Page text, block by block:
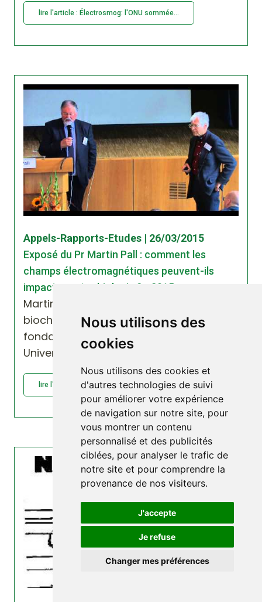
Nous utilisons des
cookies
Nous utilisons des cookies et
d'autres technologies de suivi
pour améliorer votre expérience
de navigation sur notre site, pour
vous montrer un contenu
personnalisé et des publicités
ciblées, pour analyser le trafic de
notre site et pour comprendre la
provenance de nos visiteurs.
J'accepte
Je refuse
Changer mes préférences
lire l'article : Électrosmog: l'ONU sommée...
Appels-Rapports-Etudes | 26/03/2015
Exposé du Pr Martin Pall : comment les
champs électromagnétiques peuvent-ils
impacter notre biologie ? - 2015
Martin L. Pall Professeur émérite de
biochimie et de sciences médicales
fondamentales Washington State
University
lire l'article : Exposé du Pr Martin Pall :...